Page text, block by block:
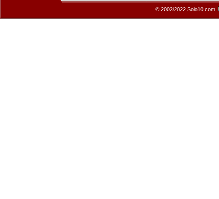
© 2002/2022 Solo10.com